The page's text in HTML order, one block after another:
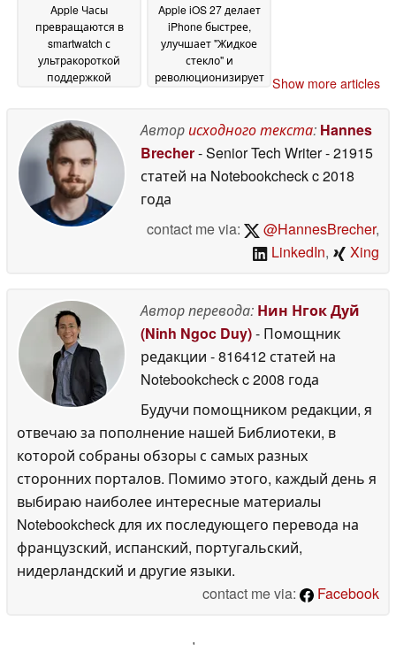
Apple Часы
превращаются в
smartwatch с
ультракороткой
поддержкой
June 2026
Apple iOS 27 делает
iPhone быстрее,
улучшает "Жидкое
стекло" и
революционизирует Show more articles
Авторисходного текста: Hannes
Brecher- Senior Tech Writer- 21915
статей на Notebookcheckc 2018
года
contact me via:
@HannesBrecher,
LinkedIn, Xing
Автор перевода: Нин Нгок Дуй
(Ninh Ngoc Duy)- Помощник
редакции - 816412 статей на
Notebookcheckc 2008 года
Будучи помощником редакции, я
отвечаю за пополнение нашей Библиотеки, в
которой собраны обзоры с самых разных
сторонних порталов. Помимо этого, каждый день я
выбираю наиболее интересные материалы
Notebookcheck для их последующего перевода на
французский, испанский, португальский,
нидерландский и другие языки.
contact me via:
Facebook
'